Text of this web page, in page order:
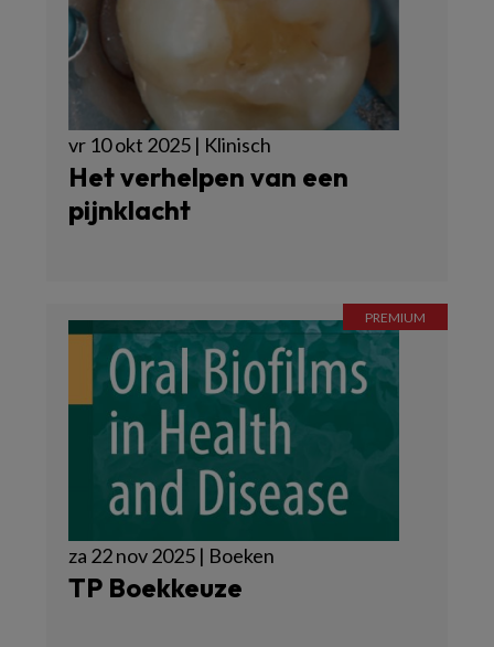
vr 10 okt 2025 | Klinisch
Het verhelpen van een
pijnklacht
za 22 nov 2025 | Boeken
TP Boekkeuze